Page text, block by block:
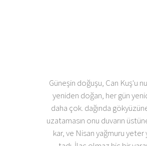
Güneşin doğuşu, Can Kuş'u
yeniden doğan, her gün
daha çok. dağında
uzatamasın onu duvarın
kar, ve Nisan yağmuru yeter